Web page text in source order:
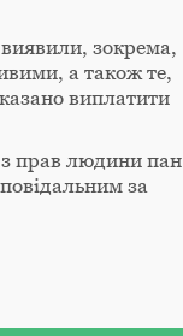
зокрема,
а також те,
виплатити
з прав людини пан
за